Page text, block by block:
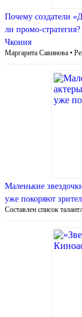
Почему создатели
ли промо-
Чкония
Маргарита Савинова •
Маленькие
уже покоряют
Составлен список